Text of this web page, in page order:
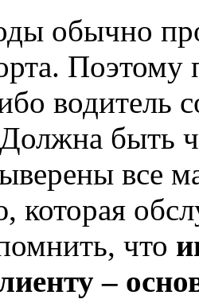
обычно
Поэтому
водитель
быть
все
которая
что
–